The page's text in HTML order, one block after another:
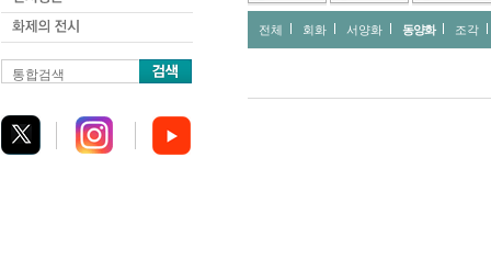
통합검색
전체 회화 서양화 동양화 조각